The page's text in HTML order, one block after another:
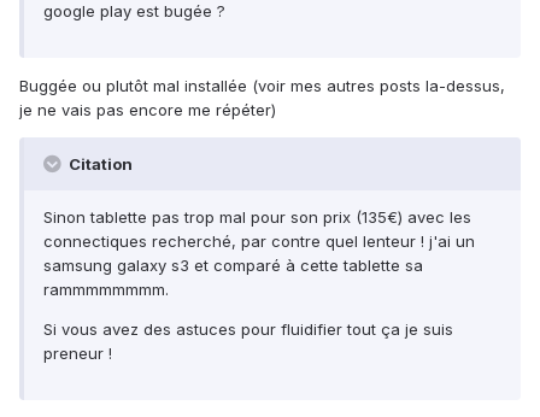
google play est bugée ?
Buggée ou plutôt mal installée (voir mes autres posts la-dessus,
je ne vais pas encore me répéter)
Citation
Sinon tablette pas trop mal pour son prix (135€) avec les
connectiques recherché, par contre quel lenteur ! j'ai un
samsung galaxy s3 et comparé à cette tablette sa
rammmmmmmm.
Si vous avez des astuces pour fluidifier tout ça je suis
preneur !